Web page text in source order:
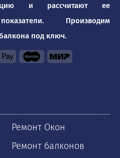
и рассчитают ее
Производим
под ключ.
Ремонт Окон
Ремонт балконов